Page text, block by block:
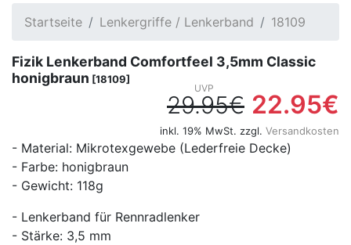
Startseite Lenkergriffe / Lenkerband 18109
Fizik Lenkerband Comfortfeel 3,5mm Classic
honigbraun [18109]
29.95€ 22.95€
inkl. 19% MwSt. zzgl. Versandkosten
- Material: Mikrotexgewebe (Lederfreie Decke)
- Farbe: honigbraun
- Gewicht: 118g
- Lenkerband für Rennradlenker
- Stärke: 3,5 mm